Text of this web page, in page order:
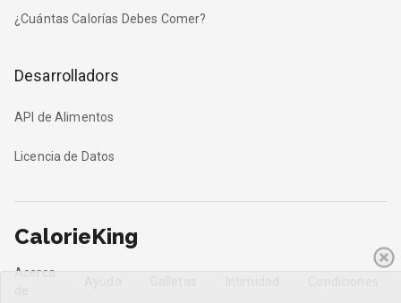
¿Cuántas Calorías Debes Comer?
Desarrolladors
API de Alimentos
Licencia de Datos
CalorieKing
Acerca